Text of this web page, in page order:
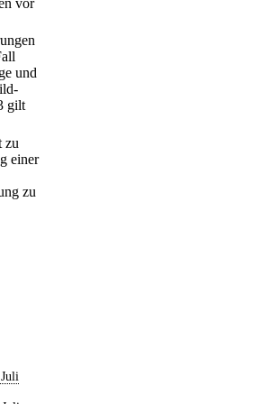
vor
und
gilt
zu
einer
zu